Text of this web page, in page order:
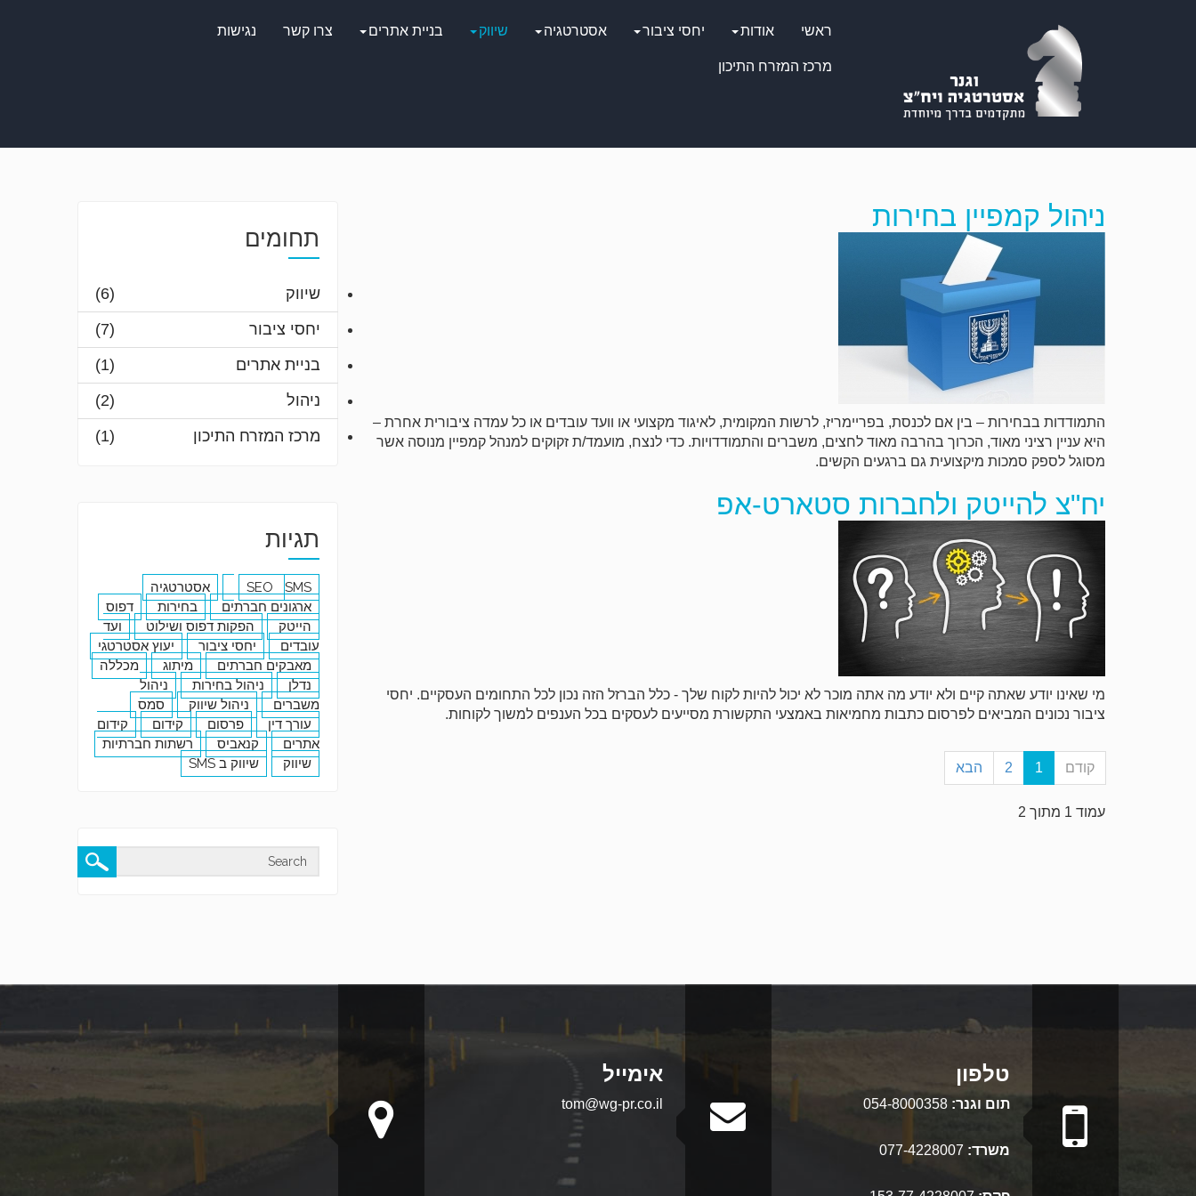
ראשי אודות יחסי ציבור אסטרטגיה שיווק בניית אתרים צרו קשר נגישות
מרכז המזרח התיכון
ניהול קמפיין בחירות
התמודדות בבחירות – בין אם לכנסת, בפריימריז, לרשות המקומית, לאיגוד מקצועי או וועד עובדים או כל עמדה ציבורית אחרת –
היא עניין רציני מאוד, הכרוך בהרבה מאוד לחצים, משברים והתמודדויות. כדי לנצח, מועמד/ת זקוקים למנהל קמפיין מנוסה אשר
מסוגל לספק סמכות מיקצועית גם ברגעים הקשים.
יח"צ להייטק ולחברות סטארט-אפ
מי שאינו יודע שאתה קיים ולא יודע מה אתה מוכר לא יכול להיות לקוח שלך - כלל הברזל הזה נכון לכל התחומים העסקיים. יחסי
ציבור נכונים המביאים לפרסום כתבות מחמיאות באמצעי התקשורת מסייעים לעסקים בכל הענפים למשוך לקוחות.
קודם 1
2 הבא
עמוד 1 מתוך 2
תחומים
שיווק
(6)
יחסי ציבור
(7)
בניית אתרים
(1)
ניהול
(2)
מרכז המזרח התיכון
(1)
תגיות
SEO SMS
אסטרטגיה
ארגונים חברתים
בחירות
דפוס
הייטק
הפקות דפוס ושילוט
ועד
עובדים
יחסי ציבור
יעוץ אסטרטגי
מאבקים חברתים
מיתוג
מכללה
נדלן
ניהול בחירות
ניהול
משברים
ניהול שיווק
סמס
עורך דין
פרסום קידום
קידום
אתרים
קנאביס
רשתות חברתיות
שיווק
שיווק ב SMS
טלפון
תום וגנר: 054-8000358
משרד:
אימייל
tom@wg-pr.co.il